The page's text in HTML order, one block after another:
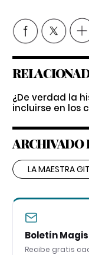
¿De verdad la
incluirse en los
ARCHIVADO
LA MAESTRA
Boletín
Recibe gratis